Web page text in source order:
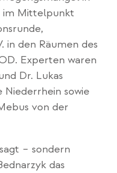
im Mittelpunkt
in den Räumen des
Experten waren
Dr. Lukas
sowie
von der
– sondern
das